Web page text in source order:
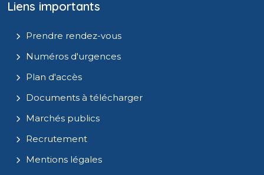
Liens importants
Prendre rendez-vous
Numéros d'urgences
Plan d'accès
Documents à télécharger
Marchés publics
Recrutement
Mentions légales